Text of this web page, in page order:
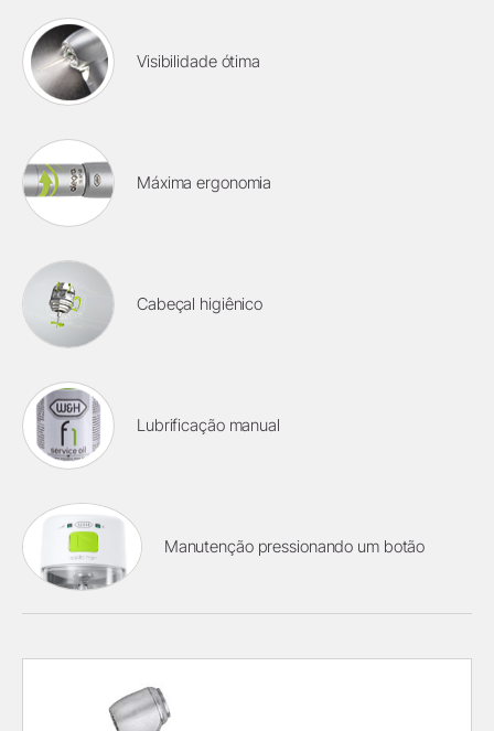
Visibilidade ótima
Máxima ergonomia
Cabeçal higiênico
Lubrificação manual
Manutenção pressionando um botão